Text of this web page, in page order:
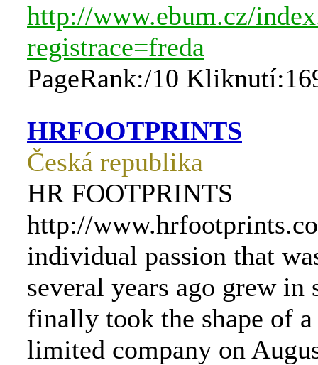
http://www.ebum.cz/
registrace=freda
PageRank:/10
HRFOOTPRINTS
Česká republika
HR FOOTPRINTS
http://
individual passion that
several years ago grew in
finally took the shape of
limited company on